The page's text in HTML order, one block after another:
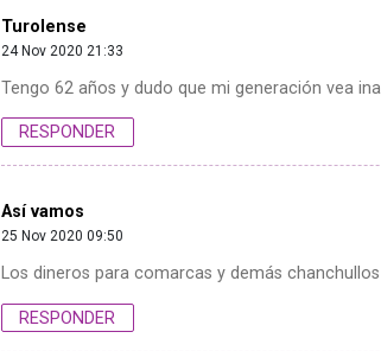
Turolense
24 Nov 2020 21:33
Tengo 62 años y dudo que mi generación vea
RESPONDER
Así vamos
25 Nov 2020 09:50
Los dineros para comarcas y demás
RESPONDER